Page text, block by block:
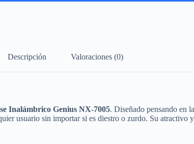
Descripción Valoraciones (0)
Inalámbrico Genius NX-7005. Diseñado pensando en
usuario sin importar si es diestro o zurdo. Su